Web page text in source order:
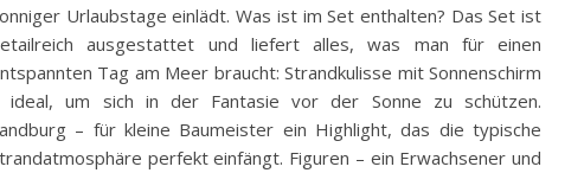
Urlaubstage einlädt. Was ist im Set enthalten? Das Set ist
ausgestattet und liefert alles, was man für einen
Tag am Meer braucht: Strandkulisse mit Sonnenschirm
ideal, um sich in der Fantasie vor der Sonne zu schützen.
– für kleine Baumeister ein Highlight, das die typische
perfekt einfängt. Figuren – ein Erwachsener und